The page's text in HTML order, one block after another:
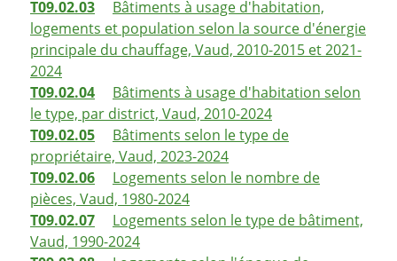
T09.02.03
Bâtiments à usage d'habitation,
logements et population selon la source d'énergie
principale du chauffage, Vaud, 2010-2015 et 2021-
2024
T09.02.04
Bâtiments à usage d'habitation selon
le type, par district, Vaud, 2010-2024
T09.02.05
Bâtiments selon le type de
propriétaire, Vaud, 2023-2024
T09.02.06
Logements selon le nombre de
pièces, Vaud, 1980-2024
T09.02.07
Logements selon le type de bâtiment,
Vaud, 1990-2024